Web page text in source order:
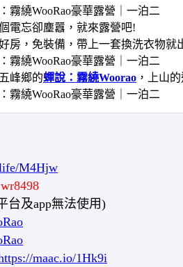
電忘卻塵囂，就來露營吧!
房，免裝備，帶上一套換洗衣物就
峰鄉的蟬說：霧繞Woorao ，上山
M4Hjw
wr8498
台及app無法使用)
maac.io/1Hk9i